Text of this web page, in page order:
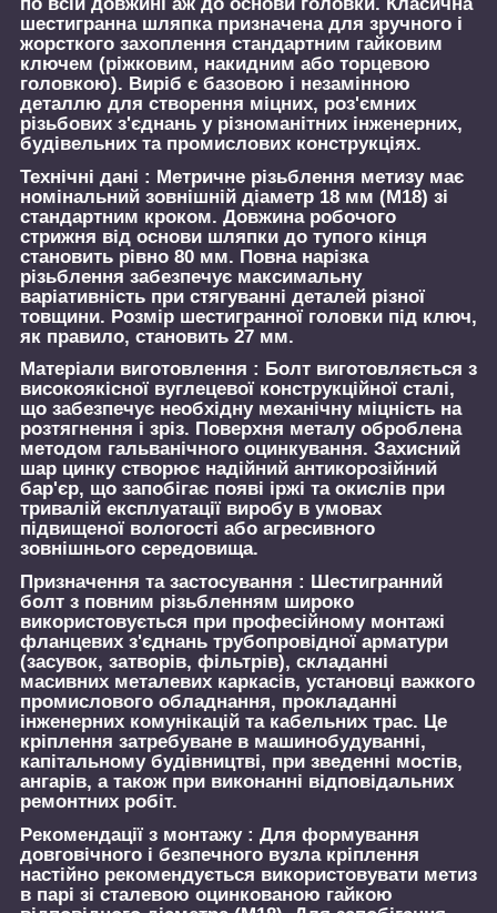
шестигранна шляпка призначена для зручного і
жорсткого захоплення стандартним гайковим
ключем (ріжковим, накидним або торцевою
головкою). Виріб є базовою і незамінною
деталлю для створення міцних, роз'ємних
різьбових з'єднань у різноманітних інженерних,
будівельних та промислових конструкціях.
Технічні дані : Метричне різьблення метизу має
номінальний зовнішній діаметр 18 мм (М18) зі
стандартним кроком. Довжина робочого
стрижня від основи шляпки до тупого кінця
становить рівно 80 мм. Повна нарізка
різьблення забезпечує максимальну
варіативність при стягуванні деталей різної
товщини. Розмір шестигранної головки під ключ,
як правило, становить 27 мм.
Матеріали виготовлення : Болт виготовляється з
високоякісної вуглецевої конструкційної сталі,
що забезпечує необхідну механічну міцність на
розтягнення і зріз. Поверхня металу оброблена
методом гальванічного оцинкування. Захисний
шар цинку створює надійний антикорозійний
бар'єр, що запобігає появі іржі та окислів при
тривалій експлуатації виробу в умовах
підвищеної вологості або агресивного
зовнішнього середовища.
Призначення та застосування : Шестигранний
болт з повним різьбленням широко
використовується при професійному монтажі
фланцевих з'єднань трубопровідної арматури
(засувок, затворів, фільтрів), складанні
масивних металевих каркасів, установці важкого
промислового обладнання, прокладанні
інженерних комунікацій та кабельних трас. Це
кріплення затребуване в машинобудуванні,
капітальному будівництві, при зведенні мостів,
ангарів, а також при виконанні відповідальних
ремонтних робіт.
Рекомендації з монтажу : Для формування
довговічного і безпечного вузла кріплення
настійно рекомендується використовувати метиз
в парі зі сталевою оцинкованою гайкою